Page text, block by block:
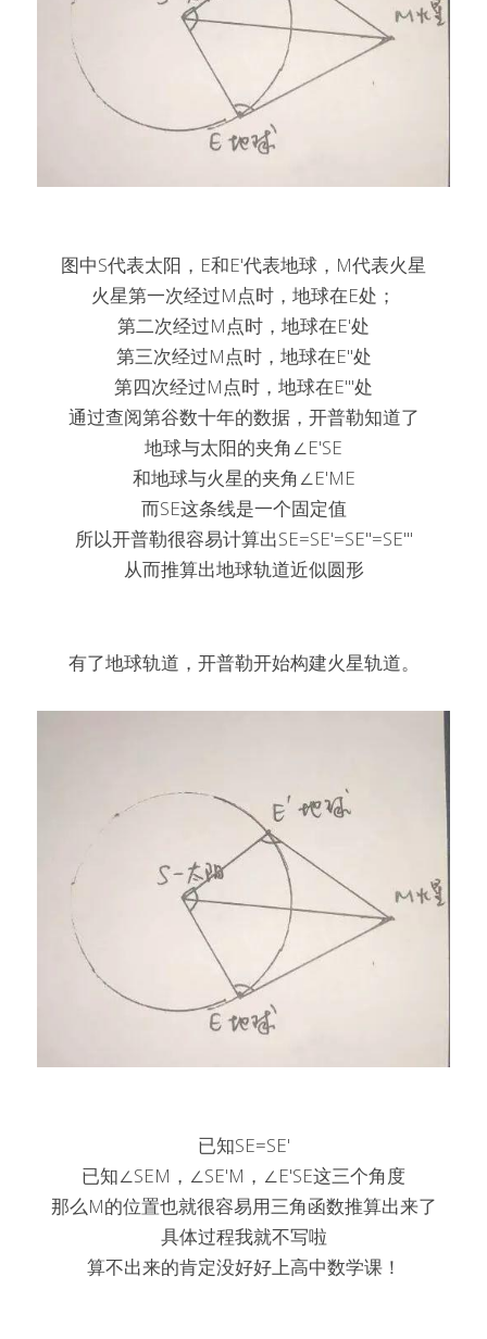
图中S代表太阳，E和E'代表地球，M代表火星
火星第一次经过M点时，地球在E处；
第二次经过M点时，地球在E'处
第三次经过M点时，地球在E''处
第四次经过M点时，地球在E'''处
通过查阅第谷数十年的数据，开普勒知道了
地球与太阳的夹角∠E'SE
和地球与火星的夹角∠E'ME
而SE这条线是一个固定值
所以开普勒很容易计算出SE=SE'=SE''=SE'''
从而推算出地球轨道近似圆形
有了地球轨道，开普勒开始构建火星轨道。
已知SE=SE'
已知∠SEM，∠SE'M，∠E'SE这三个角度
那么M的位置也就很容易用三角函数推算出来了
具体过程我就不写啦
算不出来的肯定没好好上高中数学课！